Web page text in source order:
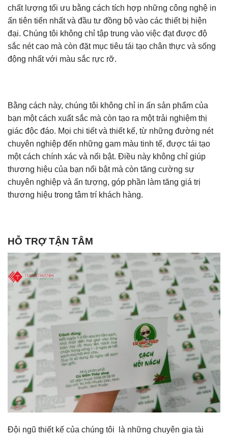
chất lượng tối ưu bằng cách tích hợp những công nghệ in
ấn tiên tiến nhất và đầu tư đồng bộ vào các thiết bị hiện
đại. Chúng tôi không chỉ tập trung vào việc đạt được độ
sắc nét cao mà còn đặt mục tiêu tái tạo chân thực và sống
động nhất với màu sắc rực rỡ.
Bằng cách này, chúng tôi không chỉ in ấn sản phẩm của
bạn một cách xuất sắc mà còn tạo ra một trải nghiệm thị
giác độc đáo. Mọi chi tiết và thiết kế, từ những đường nét
chuyên nghiệp đến những gam màu tinh tế, được tái tạo
một cách chính xác và nổi bật. Điều này không chỉ giúp
thương hiệu của bạn nổi bật mà còn tăng cường sự
chuyên nghiệp và ấn tượng, góp phần làm tăng giá trị
thương hiệu trong tâm trí khách hàng.
HỖ TRỢ TẬN TÂM
Đội ngũ thiết kế của chúng tôi là những chuyên gia tài